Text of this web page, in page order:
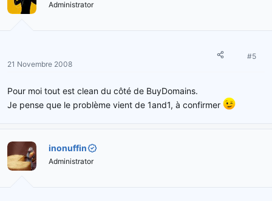
Administrator
21 Novembre 2008
#5
Pour moi tout est clean du côté de BuyDomains.
Je pense que le problème vient de 1and1, à confirmer
inonuffin
Administrator